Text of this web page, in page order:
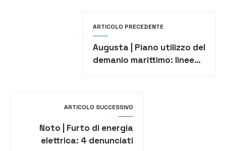
ARTICOLO PRECEDENTE
Augusta | Piano utilizzo del
demanio marittimo: linee
ARTICOLO SUCCESSIVO
Noto | Furto di energia
elettrica: 4 denunciati